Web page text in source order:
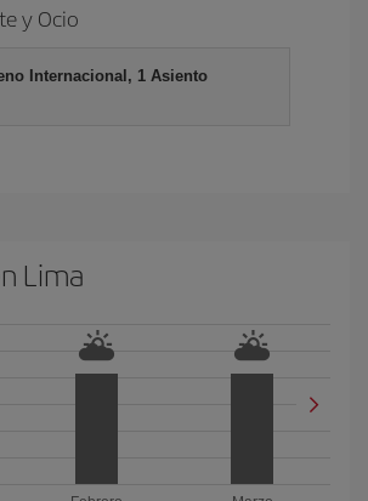
y Ocio
Internacional, 1 Asiento
Lima